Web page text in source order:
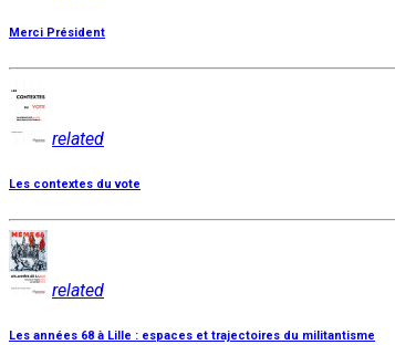
Merci Président
related
Les contextes du vote
related
Les années 68 à Lille : espaces et trajectoires du militantisme